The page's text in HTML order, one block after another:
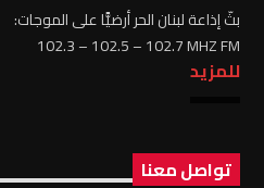
بثّ إذاعة لبنان الحر أرضيًّا على الموجات:
102.3 – 102.5 – 102.7 MHZ FM
للمزيد
تواصل معنا